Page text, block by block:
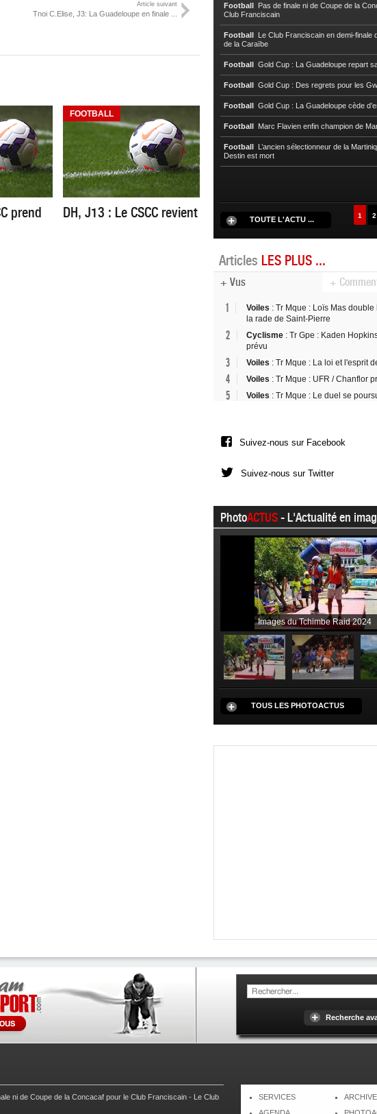
Article suivant
Tnoi C.Elise, J3: La Guadeloupe en finale ...
prend
FOOTBALL
DH, J13 : Le CSCC revient
Football Pas de finale ni de Coupe de la
Club Franciscain
Football Le Club Franciscain en demi-finale
de la Caraïbe
Football Gold Cup : La Guadeloupe repart
Football Gold Cup : Des regrets pour les
Football Gold Cup : La Guadeloupe cède
Football Marc Flavien enfin champion de
Football L’ancien sélectionneur de la
Destin est mort
TOUTE L'ACTU ... 1 2
Articles LES PLUS ...
+ Vus +
1 Voiles : Tr Mque : Loïs Mas
la rade de Saint-Pierre
2 Cyclisme : Tr Gpe : Kaden
prévu
3 Voiles : Tr Mque : La loi et l'esprit
4 Voiles : Tr Mque : UFR / Chanflor
5 Voiles : Tr Mque : Le duel se
Suivez-nous sur Facebook
Suivez-nous sur Twitter
PhotoACTUS- L'Actualité en
Images du Tchimbe Raid 2024
TOUS LES PHOTOACTUS
Recherche
ni de Coupe de la Concacaf pour le Club Franciscain - Le Club
SERVICES